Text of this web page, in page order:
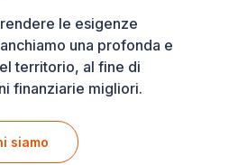
le esigenze
una profonda e
territorio, al fine di
finanziarie migliori.
siamo